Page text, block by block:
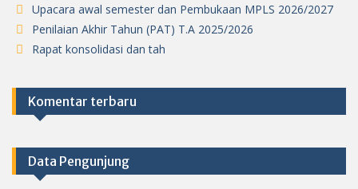
Upacara awal semester dan Pembukaan MPLS 2026/2027
Penilaian Akhir Tahun (PAT) T.A 2025/2026
Rapat konsolidasi dan tah
Komentar terbaru
Data Pengunjung